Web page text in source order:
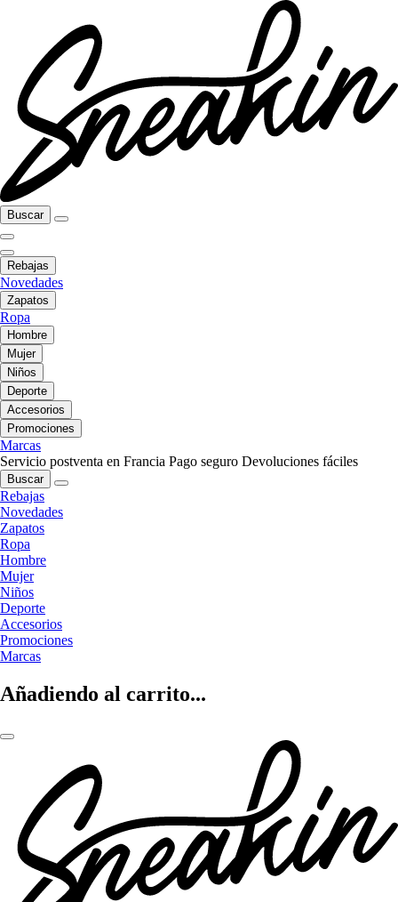
Buscar
Rebajas
Novedades
Zapatos
Ropa
Hombre
Mujer
Niños
Deporte
Accesorios
Promociones
Marcas
Servicio postventa en Francia Pago seguro Devoluciones fáciles
Buscar
Rebajas
Novedades
Zapatos
Ropa
Hombre
Mujer
Niños
Deporte
Accesorios
Promociones
Marcas
Añadiendo al carrito...